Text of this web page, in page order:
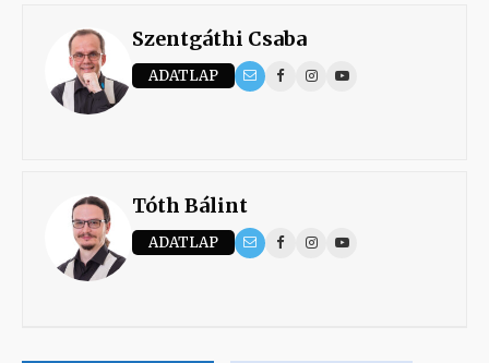
Szentgáthi Csaba
ADATLAP
Tóth Bálint
ADATLAP